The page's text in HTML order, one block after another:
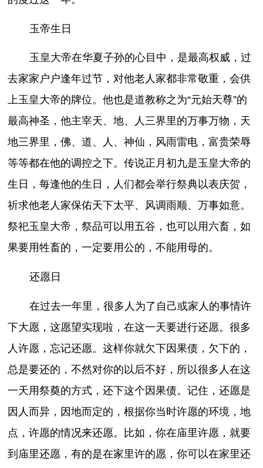
玉帝生日
玉皇大帝在华夏子孙的心目中，是最高权威，过
去家家户户逢年过节，对他老人家都非常敬重，会供
上玉皇大帝的牌位。他也是道教称之为“元始天尊”的
最高神圣，他主宰天、地、人三界里的万事万物，天
地三界里，佛、道、人、神仙，风雨雷电，富贵荣辱
等等都在他的调控之下。传说正月初九是玉皇大帝的
生日，每逢他的生日，人们都会举行祭典以表庆贺，
祈求他老人家保佑天下太平、风调雨顺、万事如意。
祭祀玉皇大帝，祭品可以用五谷，也可以用六畜，如
果要用牲畜的，一定要用公的，不能用母的。
还愿日
在过去一年里，很多人为了自己或家人的事情许
下大愿，这愿望实现啦，在这一天要进行还愿。很多
人许愿，忘记还愿。这样你就欠下因果债，欠下的，
总是要还的，不然对你的以后不好，所以很多人在这
一天用祭奠的方式，还下这个因果债。记住，还愿是
因人而异，因地而定的，根据你当时许愿的环境，地
点，许愿的情况来还愿。比如，你在庙里许愿，就要
到庙里还愿，有的是在家里许的愿，你可以在家里还